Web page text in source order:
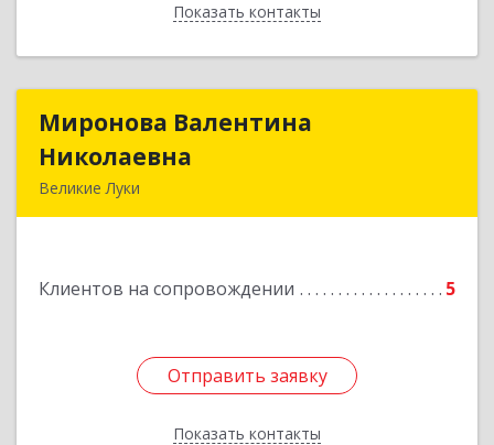
Показать контакты
Назад
Миронова Валентина
Николаевна
Великие Луки
Клиентов на сопровождении 5
Отправить заявку
Показать контакты
Миронова Валентина
Отправить заявку
Назад